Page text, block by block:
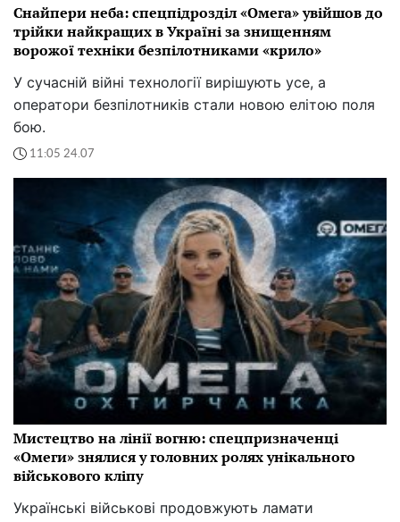
Снайпери неба: спецпідрозділ «Омега» увійшов до
трійки найкращих в Україні за знищенням
ворожої техніки безпілотниками «крило»
У сучасній війні технології вирішують усе, а
оператори безпілотників стали новою елітою поля
бою.
11:05 24.07
Мистецтво на лінії вогню: спецпризначенці
«Омеги» знялися у головних ролях унікального
військового кліпу
Українські військові продовжують ламати